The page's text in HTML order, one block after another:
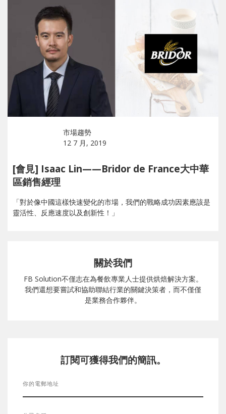
市場趨勢
12 7 月, 2019
[會見] Isaac Lin——Bridor de France大中華
區銷售經理
「對於像中國這樣快速變化的市場，我們的戰略成功因素應該是
靈活性、反應速度以及創新性！」
關於我們
FB Solution不僅志在為餐飲專業人士提供烘焙解決方案。
我們還想要嘗試和協助聯結行業的關鍵決策者，而不僅僅
是業務合作夥伴。
訂閱可獲得我們的簡訊。